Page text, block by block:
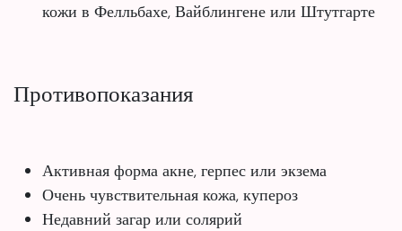
кожи в Фелльбахе, Вайблингене или Штутгарте
Противопоказания
Активная форма акне, герпес или экзема
Очень чувствительная кожа, купероз
Недавний загар или солярий